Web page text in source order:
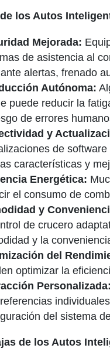
los Autos
Mejorada:
de asistencia al
alertas, frenado
Autónoma:
puede reducir la
de errores
y
de
características y
Energética:
el consumo de
y
de crucero
y la
del
optimizar la
Personalizada:
del sistema
de los Autos